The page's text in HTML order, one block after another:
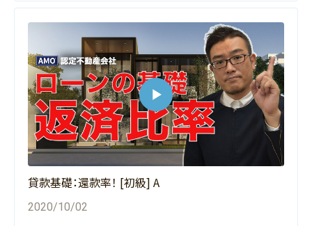
貸款基礎：還款率！ [初級] A
2020/10/02